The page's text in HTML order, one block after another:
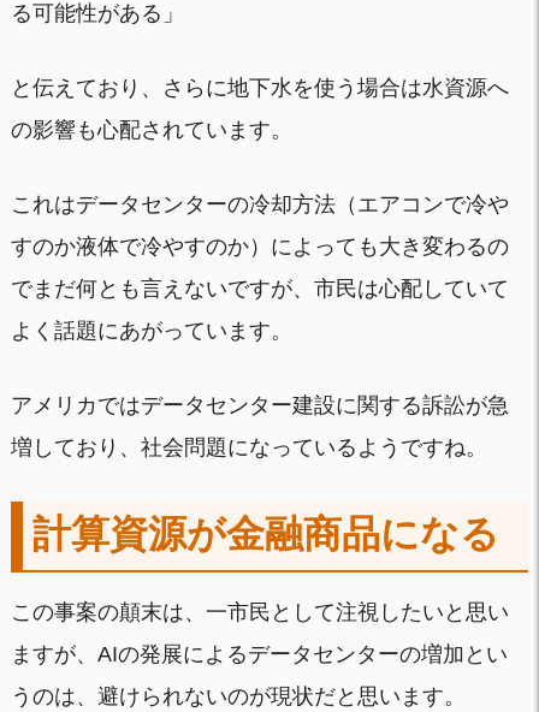
る可能性がある」
と伝えており、さらに地下水を使う場合は水資源へ
の影響も心配されています。
これはデータセンターの冷却方法（エアコンで冷や
すのか液体で冷やすのか）によっても大き変わるの
でまだ何とも言えないですが、市民は心配していて
よく話題にあがっています。
アメリカではデータセンター建設に関する訴訟が急
増しており、社会問題になっているようですね。
計算資源が金融商品になる
この事案の顛末は、一市民として注視したいと思い
ますが、AIの発展によるデータセンターの増加とい
うのは、避けられないのが現状だと思います。